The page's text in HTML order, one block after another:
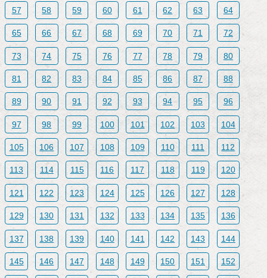
57 58 59 60 61 62 63 64
65 66 67 68 69 70 71 72
73 74 75 76 77 78 79 80
81 82 83 84 85 86 87 88
89 90 91 92 93 94 95 96
97 98 99 100 101 102 103 104
105 106 107 108 109 110 111 112
113 114 115 116 117 118 119 120
121 122 123 124 125 126 127 128
129 130 131 132 133 134 135 136
137 138 139 140 141 142 143 144
145 146 147 148 149 150 151 152